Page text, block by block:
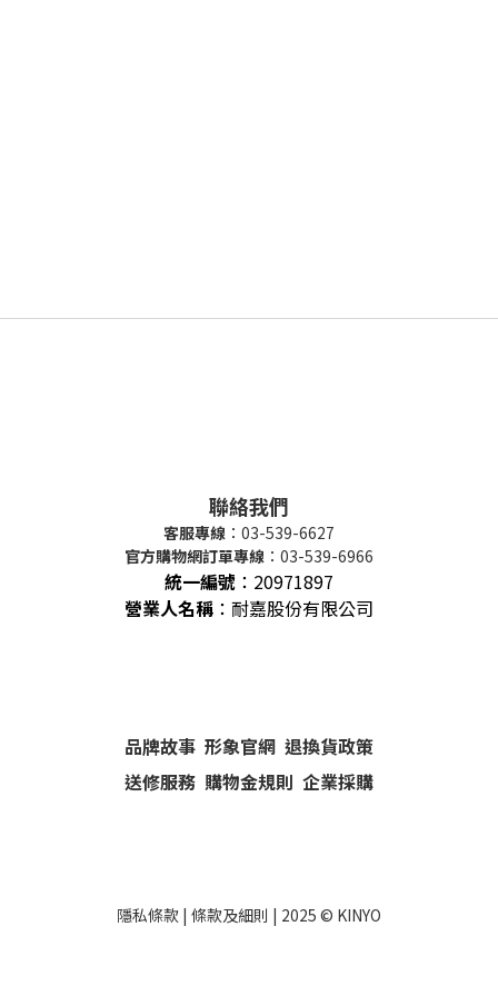
聯絡我們
客服專線 ：03-539-6627
官方購物網訂單專線 ：03-539-6966
統一編號 ： 20971897
營業人名稱 ：耐嘉股份有限公司
品牌故事 形象官網 退換貨政策
送修服務 購物金規則 企業採購
隱私條款 | 條款及細則 | 2025 © KINYO